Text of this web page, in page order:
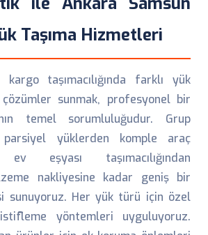
Taşıma Hizmetleri
taşımacılığında farklı yük
sunmak, profesyonel bir
temel sorumluluğudur. Grup
yüklerden komple araç
ev eşyası taşımacılığından
nakliyesine kadar geniş bir
sunuyoruz. Her yük türü için özel
yöntemleri uyguluyoruz.